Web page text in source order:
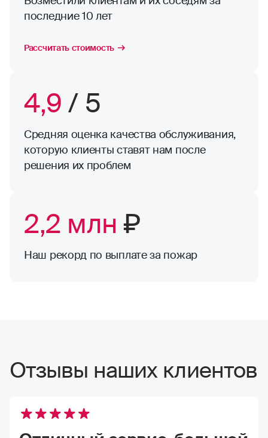
последние 10 лет
Рассчитать стоимость
4,9 / 5
Средняя оценка качества обслуживания,
которую клиенты ставят нам после
решения их проблем
2,2 млн ₽
Наш рекорд по выплате за пожар
Отзывы наших клиентов